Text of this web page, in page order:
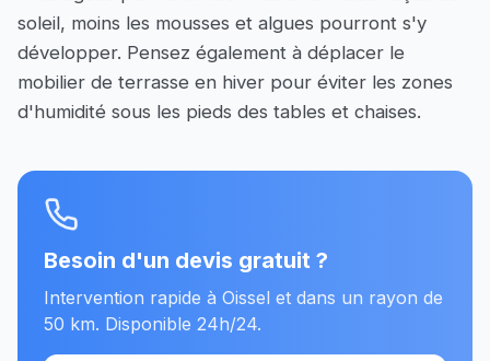
soleil, moins les mousses et algues pourront s'y
développer. Pensez également à déplacer le
mobilier de terrasse en hiver pour éviter les zones
d'humidité sous les pieds des tables et chaises.
Besoin d'un devis gratuit ?
Intervention rapide à Oissel et dans un rayon de
50 km. Disponible 24h/24.